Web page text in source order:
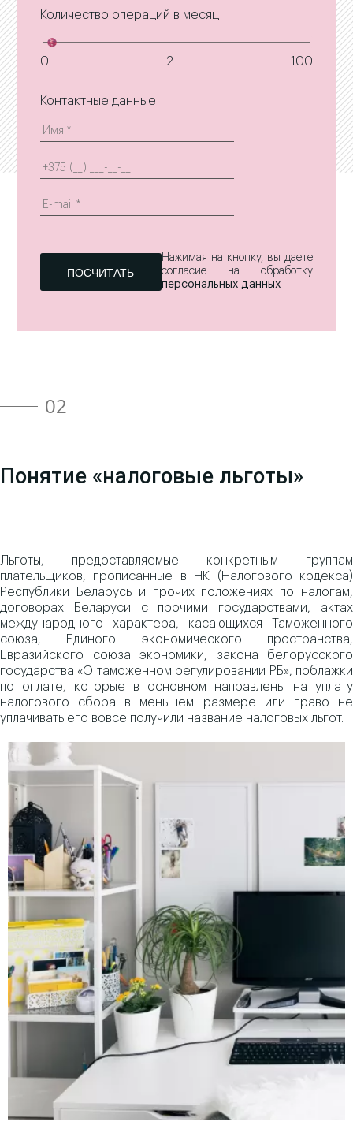
Количество операций в месяц
0 2 100
Контактные данные
Нажимая на кнопку, вы даете
согласие на обработку
персональных данных
02
Понятие «налоговые льготы»
Льготы, предоставляемые конкретным группам
плательщиков, прописанные в НК (Налогового кодекса)
Республики Беларусь и прочих положениях по налогам,
договорах Беларуси с прочими государствами, актах
международного характера, касающихся Таможенного
союза, Единого экономического пространства,
Евразийского союза экономики, закона белорусского
государства «О таможенном регулировании РБ», поблажки
по оплате, которые в основном направлены на уплату
налогового сбора в меньшем размере или право не
уплачивать его вовсе получили название налоговых льгот.